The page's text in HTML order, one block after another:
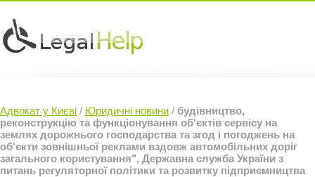
Судовий Адвокат »
Контакти »
Адвокат у Києві / Юридичні новини / будівництво,
реконструкцію та функціонування об'єктів сервісу на
землях дорожнього господарства та згод і погоджень на
об'єкти зовнішньої реклами вздовж автомобільних доріг
загального користування", Державна служба України з
питань регуляторної політики та розвитку підприємництва